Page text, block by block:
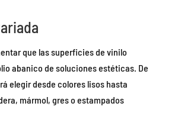
que las superficies de vinilo
abanico de soluciones estéticas. De
elegir desde colores lisos hasta
mármol, gres o estampados